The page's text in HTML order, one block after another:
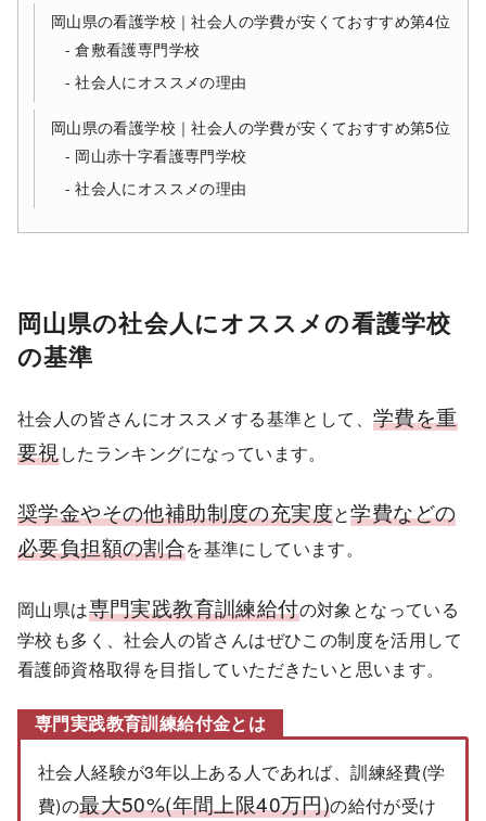
岡山県の看護学校｜社会人の学費が安くておすすめ第4位
倉敷看護専門学校
社会人にオススメの理由
岡山県の看護学校｜社会人の学費が安くておすすめ第5位
岡山赤十字看護専門学校
社会人にオススメの理由
岡山県の社会人にオススメの看護学校
の基準
社会人の皆さんにオススメする基準として、 学費を重
要視したランキングになっています。
奨学金やその他補助制度の充実度と学費などの
必要負担額の割合を基準にしています。
岡山県は専門実践教育訓練給付の対象となっている
学校も多く、社会人の皆さんはぜひこの制度を活用して
看護師資格取得を目指していただきたいと思います。
専門実践教育訓練給付金とは
社会人経験が3年以上ある人であれば、訓練経費(学
費)の最大50%(年間上限40万円)の給付が受け